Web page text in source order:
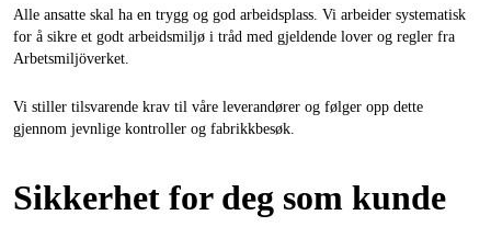
Alle ansatte skal ha en trygg og god arbeidsplass. Vi arbeider systematisk
for å sikre et godt arbeidsmiljø i tråd med gjeldende lover og regler fra
Arbetsmiljöverket.
Vi stiller tilsvarende krav til våre leverandører og følger opp dette
gjennom jevnlige kontroller og fabrikkbesøk.
Sikkerhet for deg som kunde